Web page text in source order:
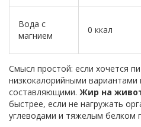
Вода с
магнием
0 ккал
Смысл простой: если хочется
низкокалорийными
составляющими. Жир на
быстрее, если не нагружать
углеводами и тяжелым белком